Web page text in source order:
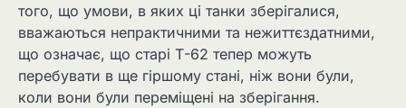
того, що умови, в яких ці танки зберігалися,
вважаються непрактичними та нежиттєздатними,
що означає, що старі Т-62 тепер можуть
перебувати в ще гіршому стані, ніж вони були,
коли вони були переміщені на зберігання.